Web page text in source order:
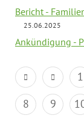
Bericht -
25.06.2025
Ankündigung -
1
8
9